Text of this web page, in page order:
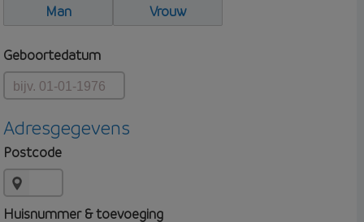
Man
Vrouw
Geboortedatum
Adresgegevens
Postcode
Huisnummer & toevoeging